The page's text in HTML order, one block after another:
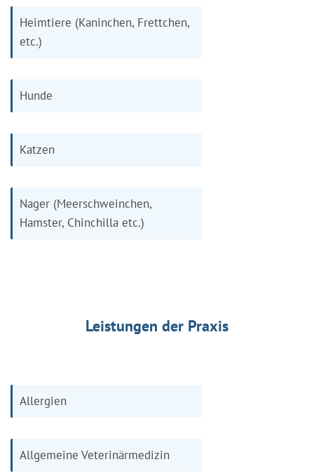
Heimtiere (Kaninchen, Frettchen,
etc.)
Hunde
Katzen
Nager (Meerschweinchen,
Hamster, Chinchilla etc.)
Leistungen der Praxis
Allergien
Allgemeine Veterinärmedizin